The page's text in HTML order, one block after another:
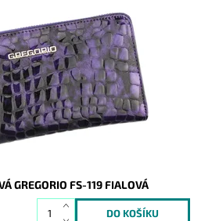
jejíž povrch imituje krokodýlí kůži.
zaujme na první pohled
GREGORIO FS-119 FIALOVÁ